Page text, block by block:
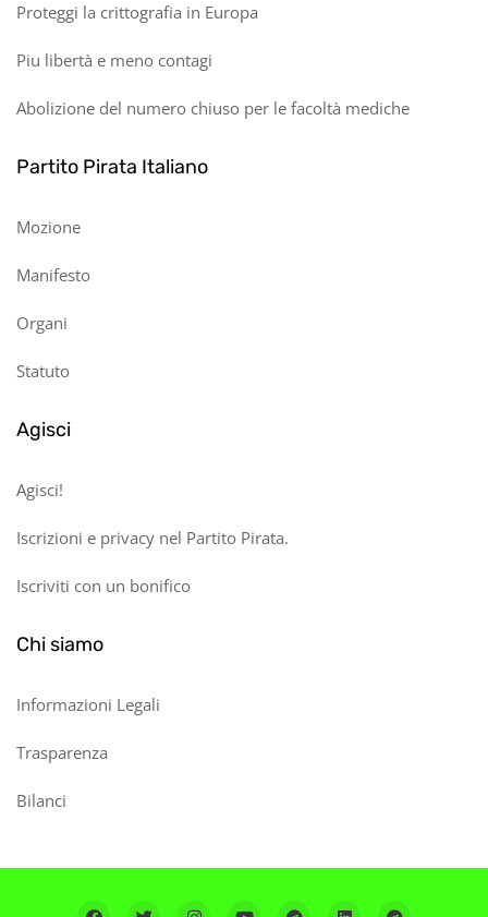
Proteggi la crittografia in Europa
Piu libertà e meno contagi
Abolizione del numero chiuso per le facoltà mediche
Partito Pirata Italiano
Mozione
Manifesto
Organi
Statuto
Agisci
Agisci!
Iscrizioni e privacy nel Partito Pirata.
Iscriviti con un bonifico
Chi siamo
Informazioni Legali
Trasparenza
Bilanci